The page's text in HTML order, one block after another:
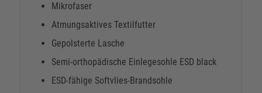
Mikrofaser
Atmungsaktives Textilfutter
Gepolsterte Lasche
Semi-orthopädische Einlegesohle ESD black
ESD-fähige Softvlies-Brandsohle